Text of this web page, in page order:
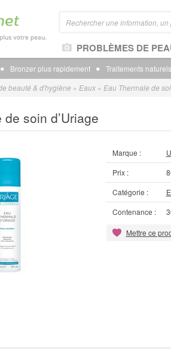
PROBLÈMES DE
Bronzer plus rapidement
Traitements
beauté & d'hygiène» Eaux» Eau Thermale de
soin d’Uriage
Marque :
Prix :
Catégorie :
Contenance :
Mettre ce